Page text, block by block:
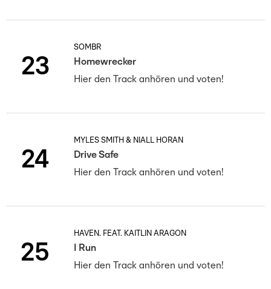
23
SOMBR
Homewrecker
Hier den Track anhören und voten!
24
MYLES SMITH & NIALL HORAN
Drive Safe
Hier den Track anhören und voten!
25
HAVEN. FEAT. KAITLIN ARAGON
I Run
Hier den Track anhören und voten!